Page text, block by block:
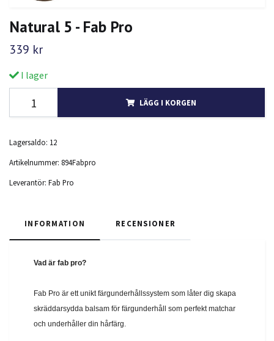
Natural 5 - Fab Pro
339 kr
I lager
LÄGG I KORGEN
Lagersaldo: 12
Artikelnummer: 894Fabpro
Leverantör: Fab Pro
INFORMATION RECENSIONER
Vad är fab pro?
Fab Pro är ett unikt färgunderhållssystem som låter dig skapa
skräddarsydda balsam för färgunderhåll som perfekt matchar
och underhåller din hårfärg.